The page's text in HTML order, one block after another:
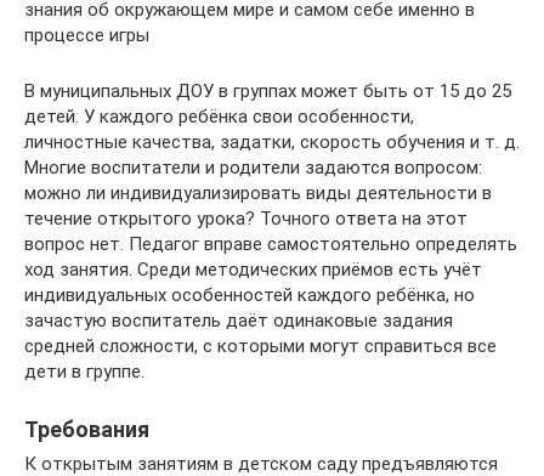
знания об окружающем мире и самом себе именно в
процессе игры
В муниципальных ДОУ в группах может быть от 15 до 25
детей. У каждого ребёнка свои особенности,
личностные качества, задатки, скорость обучения и т. д.
Многие воспитатели и родители задаются вопросом:
можно ли индивидуализировать виды деятельности в
течение открытого урока? Точного ответа на этот
вопрос нет. Педагог вправе самостоятельно определять
ход занятия. Среди методических приёмов есть учёт
индивидуальных особенностей каждого ребёнка, но
зачастую воспитатель даёт одинаковые задания
средней сложности, с которыми могут справиться все
дети в группе.
Требования
К открытым занятиям в детском саду предъявляются